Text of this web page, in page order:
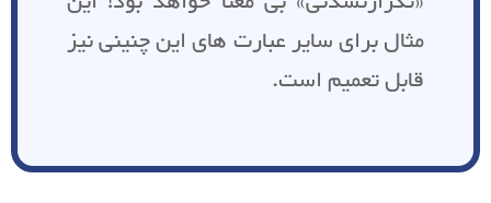
مثال برای سایر عبارت های این چنینی نیز
قابل تعمیم است.